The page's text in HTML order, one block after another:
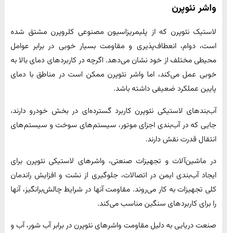
واشر نئوپرن
لاستیک نئوپرن که از پلیمریزاسیون مصنوعی کلروپرن مشتق شده
است، دوام، انعطاف‌پذیری و مقاومت بسیار خوبی در برابر عوامل
محیطی مختلف از خود نشان می‌دهد. اگرچه در کاربردهای دمای بالا به
خوبی عمل می‌کند، اما واشر نئوپرن ممکن است در مناطق با دمای
پایین عملکرد ضعیفی داشته باشد.
آب‌بندهای لاستیکی نئوپرن کاربرد گسترده‌ای در بخش خودرو دارند،
جایی که در آب‌بندی اجزای موتور، سیستم‌های سوخت و سیستم‌های
انتقال قدرت نقش دارند.
در ماشین‌آلات و تجهیزات صنعتی، واشرهای لاستیکی نئوپرن برای
ایجاد آب‌بندی ایمن در اتصالات، جلوگیری از نشت و افزایش راندمان
کلی تجهیزات به کار می‌روند. مقاومت آنها در شرایط چالش‌برانگیز، آنها
را برای کاربردهای سنگین مناسب می‌کند.
صنعت دریایی به دلیل مقاومت واشرهای نئوپرن در برابر آب شور، آب و